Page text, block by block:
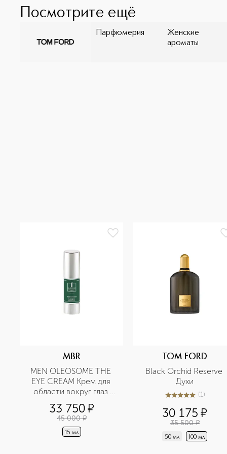
Посмотрите ещё
Парфюмерия
Женские
ароматы
MBR
MEN OLEOSOME THE
EYE CREAM Крем для
области вокруг глаз
разглаживающий
33 750¤
45 000 ¤
15 мл
TOM FORD
Black Orchid Reserve
Духи
5из 51 (1)
30 175 ¤
35 500 ¤
50 мл 100 мл